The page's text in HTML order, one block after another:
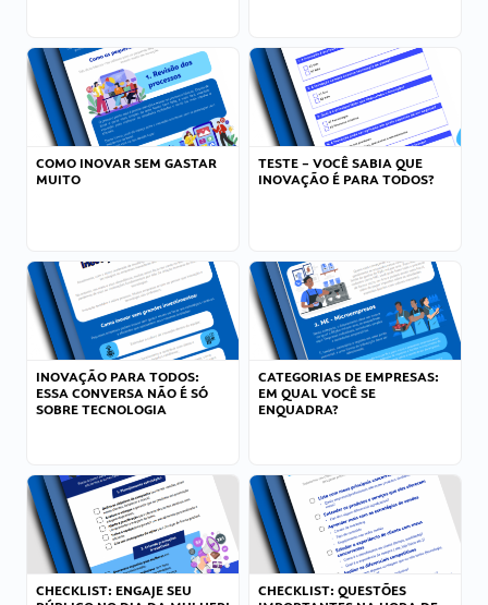
COMO INOVAR SEM GASTAR
MUITO
TESTE – VOCÊ SABIA QUE
INOVAÇÃO É PARA TODOS?
INOVAÇÃO PARA TODOS:
ESSA CONVERSA NÃO É SÓ
SOBRE TECNOLOGIA
CATEGORIAS DE EMPRESAS:
EM QUAL VOCÊ SE
ENQUADRA?
CHECKLIST: ENGAJE SEU
CHECKLIST: QUESTÕES